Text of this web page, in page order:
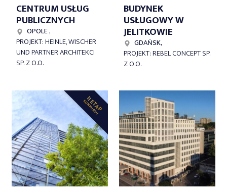
CENTRUM USŁUG
PUBLICZNYCH
OPOLE ,
PROJEKT: HEINLE, WISCHER
UND PARTNER ARCHITEKCI
SP. Z O.O.
BUDYNEK
USŁUGOWY W
JELITKOWIE
GDAŃSK,
PROJEKT: REBEL CONCEPT SP.
Z O.O.
II ETAP
KONKURSU